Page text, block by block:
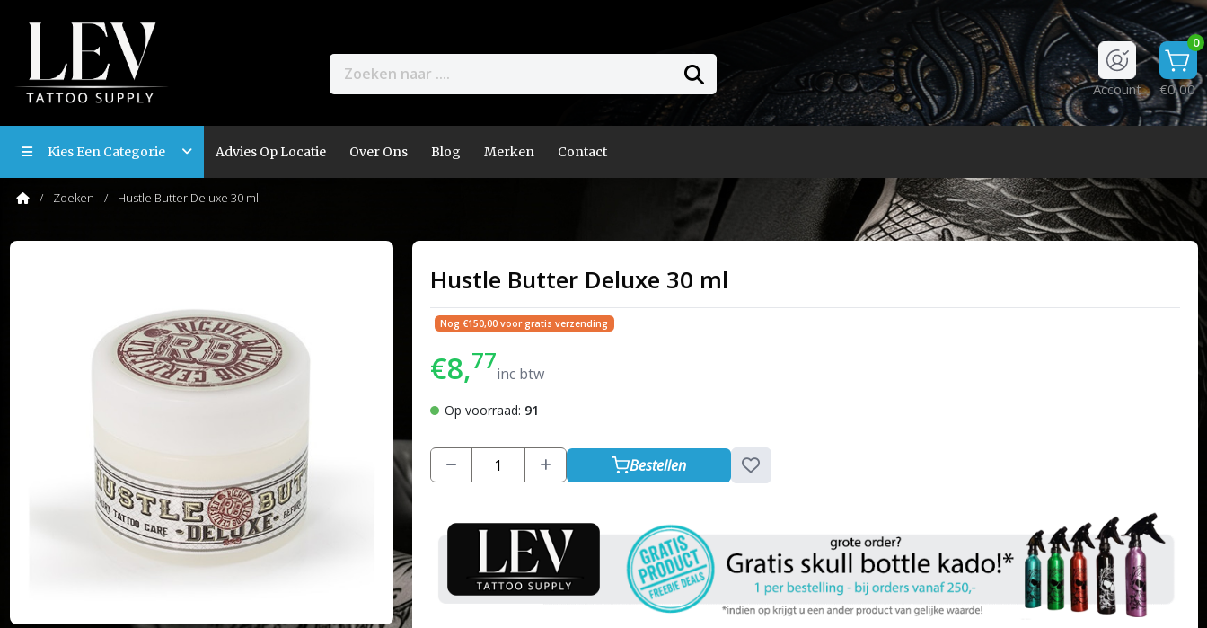
0
€0,00
Account
Kies Een Categorie Advies Op Locatie Over Ons Blog Merken Contact
Zoeken Hustle Butter Deluxe 30 ml
Hustle Butter Deluxe 30 ml
Nog €150,00 voor gratis verzending
€8,77inc btw
Op voorraad: 91
Bestellen